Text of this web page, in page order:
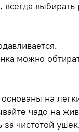
можно
на
чадо на
чистотой